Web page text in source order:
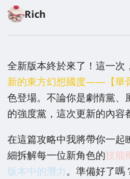
Rich
全新版本終於來了！這一次，
新的東方幻想國度——【華
色登場。不論你是劇情黨、
的強度黨，這次更新的內容
在這篇攻略中我將帶你一起
細拆解每一位新角色的技能
版本中的潛力。準備好了嗎